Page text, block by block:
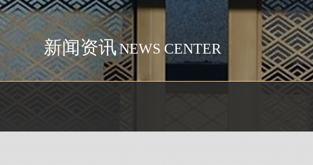
新闻资讯NEWS CENTER